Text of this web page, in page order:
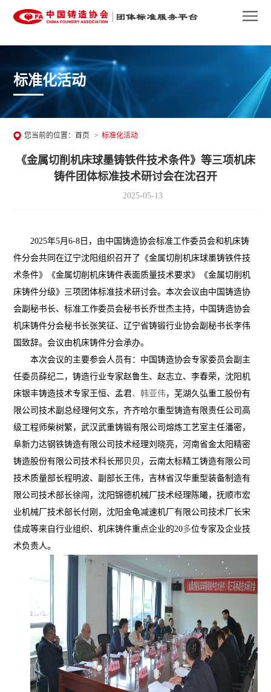
标准化活动
您当前的位置：首页 > 标准化活动
《金属切削机床球墨铸铁件技术条件》等三项机床
铸件团体标准技术研讨会在沈召开
2025-05-13
2025年5月6-8日，由中国铸造协会标准工作委员会和机床铸
件分会共同在辽宁沈阳组织召开了《金属切削机床球墨铸铁件技
术条件》《金属切削机床铸件表面质量技术要求》《金属切削机
床铸件分级》三项团体标准技术研讨会。本次会议由中国铸造协
会副秘书长、标准工作委员会秘书长乔世杰主持，中国铸造协会
机床铸件分会秘书长张笑征、辽宁省铸锻行业协会副秘书长李伟
国致辞。会议由机床铸件分会承办。
本次会议的主要参会人员有：中国铸造协会专家委员会副主
任委员薛纪二，铸造行业专家赵鲁生、赵志立、李春荣，沈阳机
床银丰铸造技术专家王恒、 孟君、韩亚伟，芜湖久弘重工股份有
限公司技术副总经理何文东，齐齐哈尔重型铸造有限责任公司高
级工程师柴树繁，武汉武重铸锻有限公司熔炼工艺室主任潘密，
阜新力达钢铁铸造有限公司技术经理刘晓亮，河南省金太阳精密
铸造股份有限公司技术科长邢贝贝，云南太标精工铸造有限公司
技术质量部长程明波、副部长王伟，吉林省汉华重型装备制造有
限公司技术部长徐闯，沈阳锦德机械厂技术经理陈曦，抚顺市宏
业机械厂技术部长付刚，沈阳金龟减速机厂有限公司技术厂长宋
佳成等来自行业组织、机床铸件重点企业的20多位专家及企业技
术负责人。